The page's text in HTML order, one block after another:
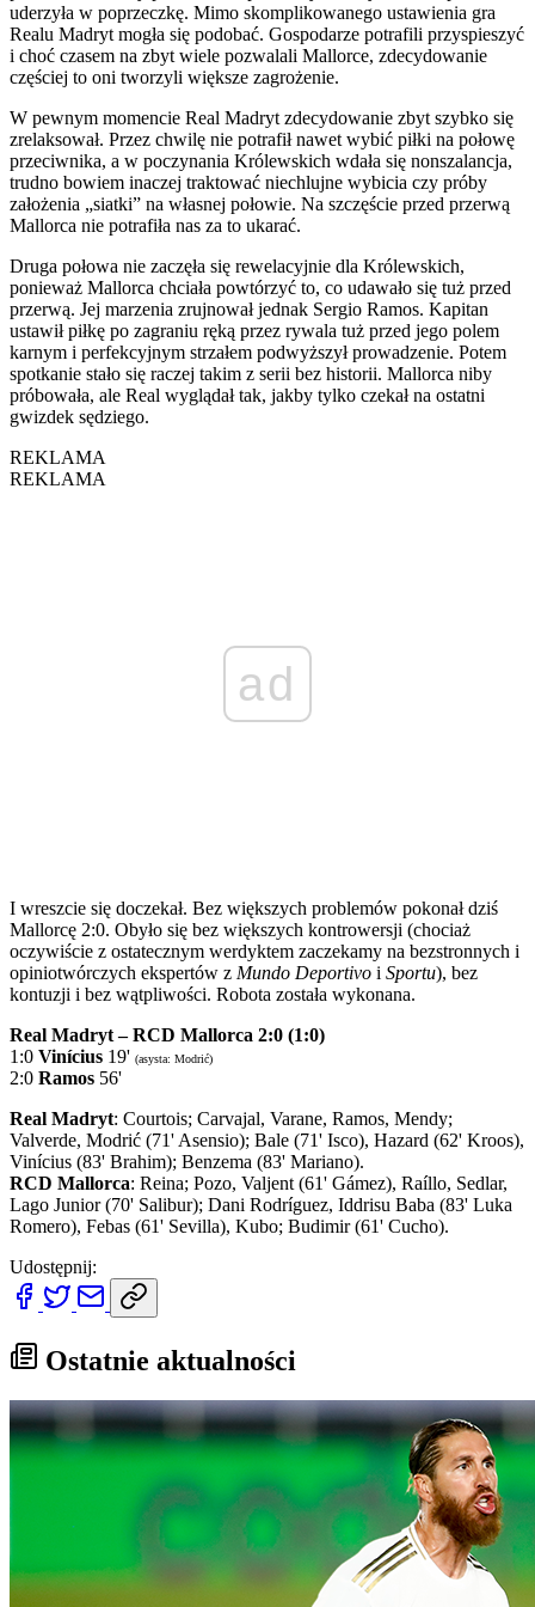
uderzyła w poprzeczkę. Mimo skomplikowanego ustawienia gra
Realu Madryt mogła się podobać. Gospodarze potrafili przyspieszyć
i choć czasem na zbyt wiele pozwalali Mallorce, zdecydowanie
częściej to oni tworzyli większe zagrożenie.
W pewnym momencie Real Madryt zdecydowanie zbyt szybko się
zrelaksował. Przez chwilę nie potrafił nawet wybić piłki na połowę
przeciwnika, a w poczynania Królewskich wdała się nonszalancja,
trudno bowiem inaczej traktować niechlujne wybicia czy próby
założenia „siatki” na własnej połowie. Na szczęście przed przerwą
Mallorca nie potrafiła nas za to ukarać.
Druga połowa nie zaczęła się rewelacyjnie dla Królewskich,
ponieważ Mallorca chciała powtórzyć to, co udawało się tuż przed
przerwą. Jej marzenia zrujnował jednak Sergio Ramos. Kapitan
ustawił piłkę po zagraniu ręką przez rywala tuż przed jego polem
karnym i perfekcyjnym strzałem podwyższył prowadzenie. Potem
spotkanie stało się raczej takim z serii bez historii. Mallorca niby
próbowała, ale Real wyglądał tak, jakby tylko czekał na ostatni
gwizdek sędziego.
REKLAMA
REKLAMA
ad
I wreszcie się doczekał. Bez większych problemów pokonał dziś
Mallorcę 2:0. Obyło się bez większych kontrowersji (chociaż
oczywiście z ostatecznym werdyktem zaczekamy na bezstronnych i
opiniotwórczych ekspertów z Mundo Deportivo i Sportu), bez
kontuzji i bez wątpliwości. Robota została wykonana.
Real Madryt – RCD Mallorca 2:0 (1:0)
1:0 Vinícius 19' (asysta: Modrić)
2:0 Ramos 56'
Real Madryt: Courtois; Carvajal, Varane, Ramos, Mendy;
Valverde, Modrić (71' Asensio); Bale (71' Isco), Hazard (62' Kroos),
Vinícius (83' Brahim); Benzema (83' Mariano).
RCD Mallorca: Reina; Pozo, Valjent (61' Gámez), Raíllo, Sedlar,
Lago Junior (70' Salibur); Dani Rodríguez, Iddrisu Baba (83' Luka
Romero), Febas (61' Sevilla), Kubo; Budimir (61' Cucho).
Udostępnij:
Ostatnie aktualności